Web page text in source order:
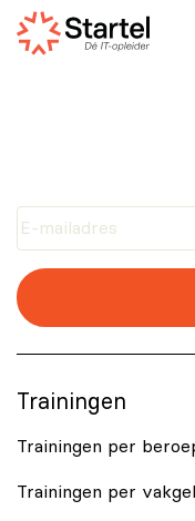
bekwaamheid in het
Copilot voor het
Trainingen
Trainingen per
Trainingen per